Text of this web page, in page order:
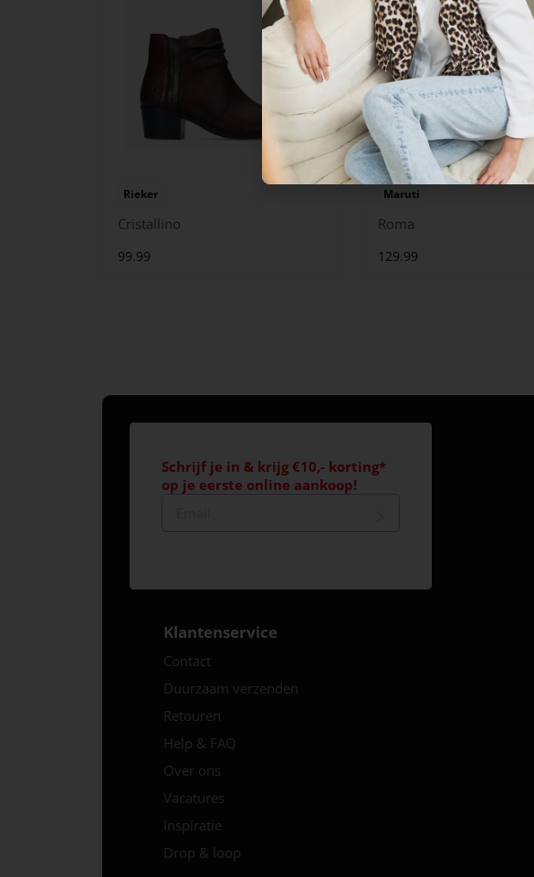
Rieker
Cristallino
99.99
Maruti
Roma
129.99
Schrijf je in & krijg €10,- korting*
op je eerste online aankoop!
Klantenservice
Contact
Duurzaam verzenden
Retouren
Help & FAQ
Over ons
Vacatures
Inspiratie
Drop & loop